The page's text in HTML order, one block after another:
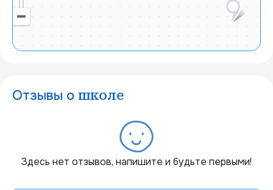
Отзывы о школе
Здесь нет отзывов, напишите и будьте первыми!